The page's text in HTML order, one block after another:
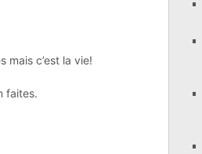
mais c’est la vie!
faites.